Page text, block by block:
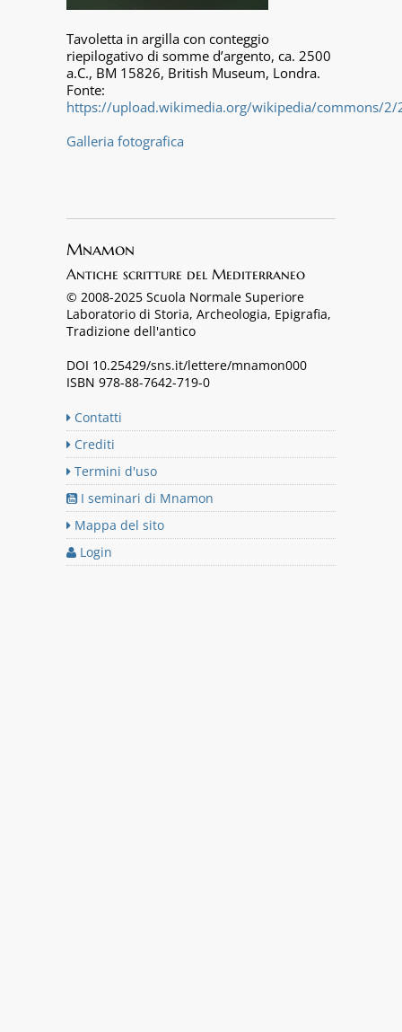
Tavoletta in argilla con conteggio
riepilogativo di somme d’argento, ca. 2500
a.C., BM 15826, British Museum, Londra.
Fonte:
https://upload.wikimedia.org/wikipedia/commons/2/
Galleria fotografica
Mnamon
Antiche scritture del Mediterraneo
© 2008-2025 Scuola Normale Superiore
Laboratorio di Storia, Archeologia, Epigrafia,
Tradizione dell'antico
DOI 10.25429/sns.it/lettere/mnamon000
ISBN 978-88-7642-719-0
Contatti
Crediti
Termini d'uso
I seminari di Mnamon
Mappa del sito
Login